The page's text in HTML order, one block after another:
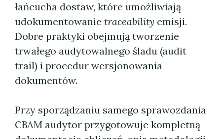
łańcucha dostaw, które umożliwiają
udokumentowanie traceability emisji.
Dobre praktyki obejmują tworzenie
trwałego audytowalnego śladu (audit
trail) i procedur wersjonowania
dokumentów.
Przy sporządzaniu samego sprawozdania
CBAM audytor przygotowuje kompletną